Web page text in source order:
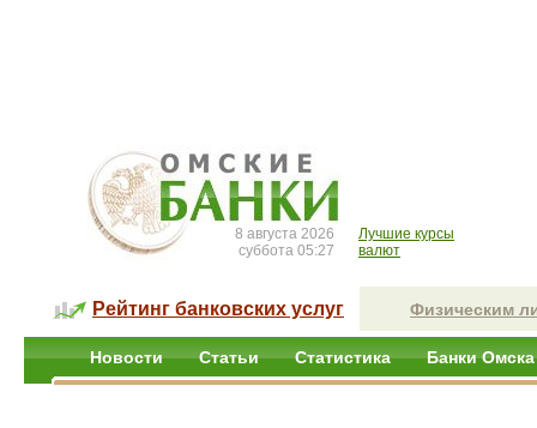
8 августа 2026
суббота 05:27
Лучшие курсы
валют
Рейтинг банковских услуг Физическим
Новости Статьи Статистика Банки Омска